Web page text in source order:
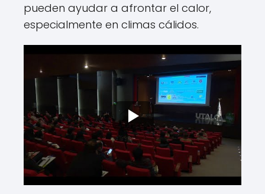
pueden ayudar a afrontar el calor,
especialmente en climas cálidos.